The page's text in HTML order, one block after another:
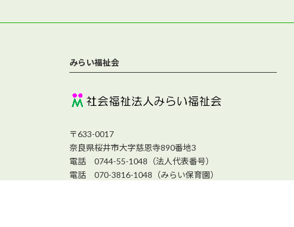
みらい福祉会
〒633-0017
奈良県桜井市大字慈恩寺890番地3
電話 0744-55-1048（法人代表番号）
電話 070-3816-1048（みらい保育園）